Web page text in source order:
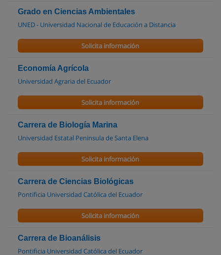
Grado en Ciencias Ambientales
UNED - Universidad Nacional de Educación a Distancia
Solicita información
Economía Agrícola
Universidad Agraria del Ecuador
Solicita información
Carrera de Biología Marina
Universidad Estatal Peninsula de Santa Elena
Solicita información
Carrera de Ciencias Biológicas
Pontificia Universidad Católica del Ecuador
Solicita información
Carrera de Bioanálisis
Pontificia Universidad Católica del Ecuador